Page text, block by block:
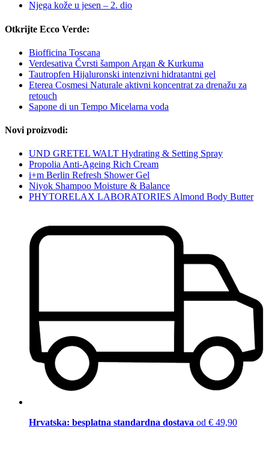
Njega kože u jesen – 2. dio
Otkrijte Ecco Verde:
Biofficina Toscana
Verdesativa Čvrsti šampon Argan & Kurkuma
Tautropfen Hijaluronski intenzivni hidratantni gel
Eterea Cosmesi Naturale aktivni koncentrat za drenažu za
retouch
Sapone di un Tempo Micelarna voda
Novi proizvodi:
UND GRETEL WALT Hydrating & Setting Spray
Propolia Anti-Ageing Rich Cream
i+m Berlin Refresh Shower Gel
Niyok Shampoo Moisture & Balance
PHYTORELAX LABORATORIES Almond Body Butter
Hrvatska: besplatna standardna dostava od € 49,90